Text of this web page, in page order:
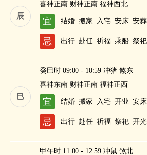
辰
喜神正南 财神正南 福神西北
宜 结婚 搬家 入宅 安床 安葬
忌 出行 赴任 祈福 乘船 祭祀
巳
癸巳时 09:00 - 10:59 冲猪 煞东
喜神东南 财神正南 福神正西
宜 结婚 搬家 入宅 开业 安床
财
忌 出行 赴任 祈福 祭祀 开光
甲午时 11:00 - 12:59 冲鼠 煞北